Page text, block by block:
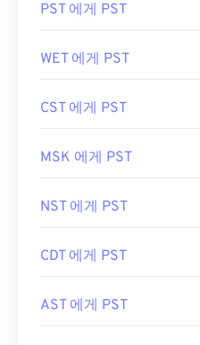
PST 에게 PST
WET 에게 PST
CST 에게 PST
MSK 에게 PST
NST 에게 PST
CDT 에게 PST
AST 에게 PST